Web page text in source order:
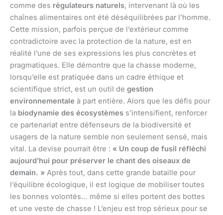
comme des régulateurs naturels, intervenant là où les
chaînes alimentaires ont été déséquilibrées par l’homme.
Cette mission, parfois perçue de l’extérieur comme
contradictoire avec la protection de la nature, est en
réalité l’une de ses expressions les plus concrètes et
pragmatiques. Elle démontre que la chasse moderne,
lorsqu’elle est pratiquée dans un cadre éthique et
scientifique strict, est un outil de gestion
environnementale à part entière. Alors que les défis pour
la biodynamie des écosystèmes s’intensifient, renforcer
ce partenariat entre défenseurs de la biodiversité et
usagers de la nature semble non seulement sensé, mais
vital. La devise pourrait être : « Un coup de fusil réfléchi
aujourd’hui pour préserver le chant des oiseaux de
demain. » Après tout, dans cette grande bataille pour
l’équilibre écologique, il est logique de mobiliser toutes
les bonnes volontés… même si elles portent des bottes
et une veste de chasse ! L’enjeu est trop sérieux pour se